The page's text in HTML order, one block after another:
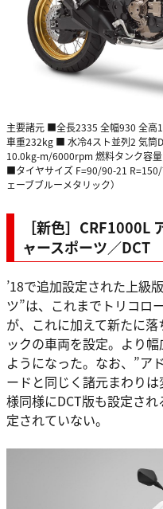
主要諸元 ■全長2335 全幅930 全高
車重232kg ■ 水冷4スト並列2 気筒
10.0kg-m/6000rpm 燃料タンク容
■タイヤサイズ F=90/90-21
ェーブブルーメタリック）
［新色］CRF1000L
ャースポーツ／DCT
’18で追加設定された上級
ツ”は、これまでトリコロ
が、これに加えて新たに
ックの車両を設定。より
ようになった。なお、”ア
ードと同じく諸元まわり
様同様にDCT版も設定さ
定されていない。